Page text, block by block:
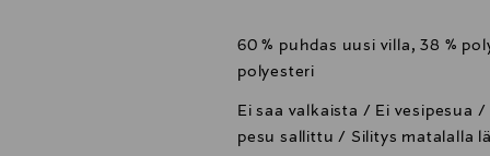
60 % puhdas uusi villa, 38 %
polyesteri
Ei saa valkaista / Ei vesipesua
pesu sallittu / Silitys matalalla